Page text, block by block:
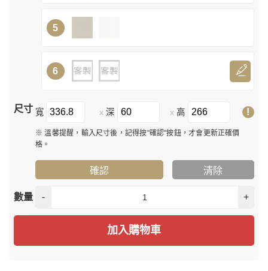
5
6
尺寸 寬 x 深 x 高 !
※ 溫馨提醒，輸入尺寸後，記得按"確認"按鈕，才會更新正確價
格。
確認 清除
數量 - +
加入購物車